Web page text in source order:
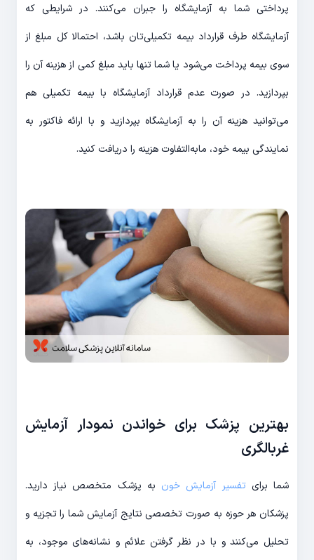
پرداختی شما به آزمایشگاه را جبران می‌کنند. در شرایطی که
آزمایشگاه طرف قرارداد بیمه تکمیلی‌تان باشد، احتمالا کل مبلغ از
سوی بیمه پرداخت می‌شود یا شما تنها باید مبلغ کمی از هزینه آن را
بپردازید. در صورت عدم قرارداد آزمایشگاه با بیمه تکمیلی هم
می‌توانید هزینه آن را به آزمایشگاه بپردازید و با ارائه فاکتور به
نمایندگی بیمه خود، مابه‌التفاوت هزینه را دریافت کنید.
بهترین پزشک برای خواندن نمودار آزمایش
غربالگری
شما برایتفسیر آزمایش خون به پزشک متخصص نیاز دارید.
پزشکان هر حوزه به صورت تخصصی نتایج آزمایش شما را تجزیه و
تحلیل می‌کنند و با در نظر گرفتن علائم و نشانه‌های موجود، به